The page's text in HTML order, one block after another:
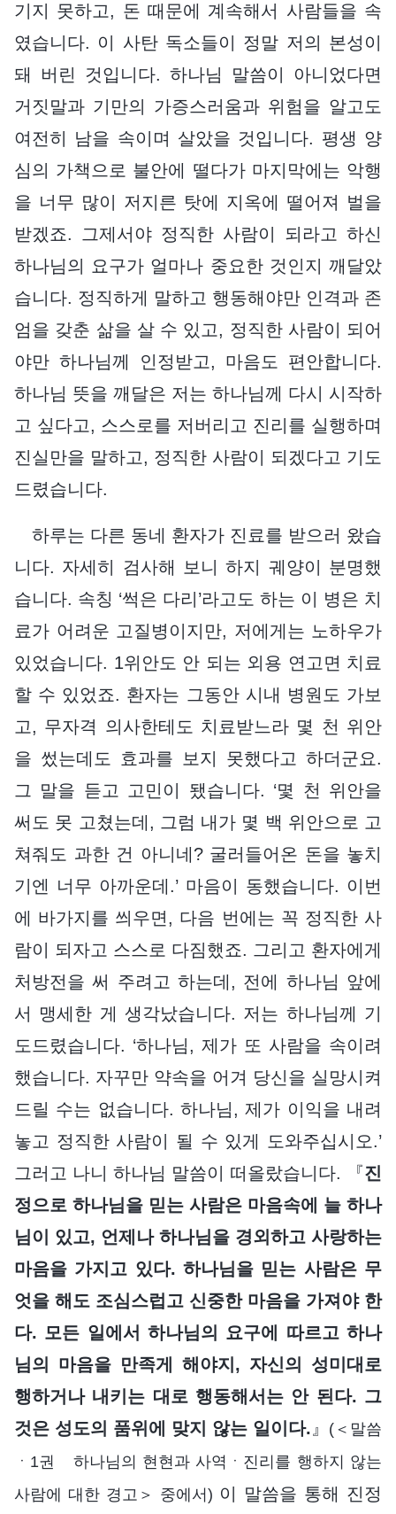
기지 못하고, 돈 때문에 계속해서 사람들을 속
였습니다. 이 사탄 독소들이 정말 저의 본성이
돼 버린 것입니다. 하나님 말씀이 아니었다면
거짓말과 기만의 가증스러움과 위험을 알고도
여전히 남을 속이며 살았을 것입니다. 평생 양
심의 가책으로 불안에 떨다가 마지막에는 악행
을 너무 많이 저지른 탓에 지옥에 떨어져 벌을
받겠죠. 그제서야 정직한 사람이 되라고 하신
하나님의 요구가 얼마나 중요한 것인지 깨달았
습니다. 정직하게 말하고 행동해야만 인격과 존
엄을 갖춘 삶을 살 수 있고, 정직한 사람이 되어
야만 하나님께 인정받고, 마음도 편안합니다.
하나님 뜻을 깨달은 저는 하나님께 다시 시작하
고 싶다고, 스스로를 저버리고 진리를 실행하며
진실만을 말하고, 정직한 사람이 되겠다고 기도
드렸습니다.
하루는 다른 동네 환자가 진료를 받으러 왔습
니다. 자세히 검사해 보니 하지 궤양이 분명했
습니다. 속칭 ‘썩은 다리’라고도 하는 이 병은 치
료가 어려운 고질병이지만, 저에게는 노하우가
있었습니다. 1위안도 안 되는 외용 연고면 치료
할 수 있었죠. 환자는 그동안 시내 병원도 가보
고, 무자격 의사한테도 치료받느라 몇 천 위안
을 썼는데도 효과를 보지 못했다고 하더군요.
그 말을 듣고 고민이 됐습니다. ‘몇 천 위안을
써도 못 고쳤는데, 그럼 내가 몇 백 위안으로 고
쳐줘도 과한 건 아니네? 굴러들어온 돈을 놓치
기엔 너무 아까운데.’ 마음이 동했습니다. 이번
에 바가지를 씌우면, 다음 번에는 꼭 정직한 사
람이 되자고 스스로 다짐했죠. 그리고 환자에게
처방전을 써 주려고 하는데, 전에 하나님 앞에
서 맹세한 게 생각났습니다. 저는 하나님께 기
도드렸습니다. ‘하나님, 제가 또 사람을 속이려
했습니다. 자꾸만 약속을 어겨 당신을 실망시켜
드릴 수는 없습니다. 하나님, 제가 이익을 내려
놓고 정직한 사람이 될 수 있게 도와주십시오.’
그러고 나니 하나님 말씀이 떠올랐습니다. 『진
정으로 하나님을 믿는 사람은 마음속에 늘 하나
님이 있고, 언제나 하나님을 경외하고 사랑하는
마음을 가지고 있다. 하나님을 믿는 사람은 무
엇을 해도 조심스럽고 신중한 마음을 가져야 한
다. 모든 일에서 하나님의 요구에 따르고 하나
님의 마음을 만족게 해야지, 자신의 성미대로
행하거나 내키는 대로 행동해서는 안 된다. 그
것은 성도의 품위에 맞지 않는 일이다. 』 (＜말씀
ㆍ1권 하나님의 현현과 사역ㆍ진리를 행하지 않는
사람에 대한 경고＞ 중에서) 이 말씀을 통해 진정